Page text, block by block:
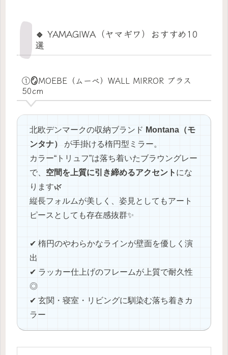
🔹 YAMAGIWA（ヤマギワ）おすすめ10
選
①🪞MOEBE（ムーベ）WALL MIRROR ブラス
50cm
北欧デンマークの収納ブランド Montana（モ
ンタナ）
が手掛ける楕円型ミラー。
カラー“トリュフ”は落ち着いたブラウングレー
で、 空間を上質に引き締めるアクセント にな
ります🌿
縦長フォルムが美しく、姿見としてもアート
ピースとしても存在感抜群✨
✔ 楕円のやわらかなラインが壁面を優しく演
出
✔ ラッカー仕上げのフレームが上質で耐久性
◎
✔ 玄関・寝室・リビングに馴染む落ち着きカ
ラー